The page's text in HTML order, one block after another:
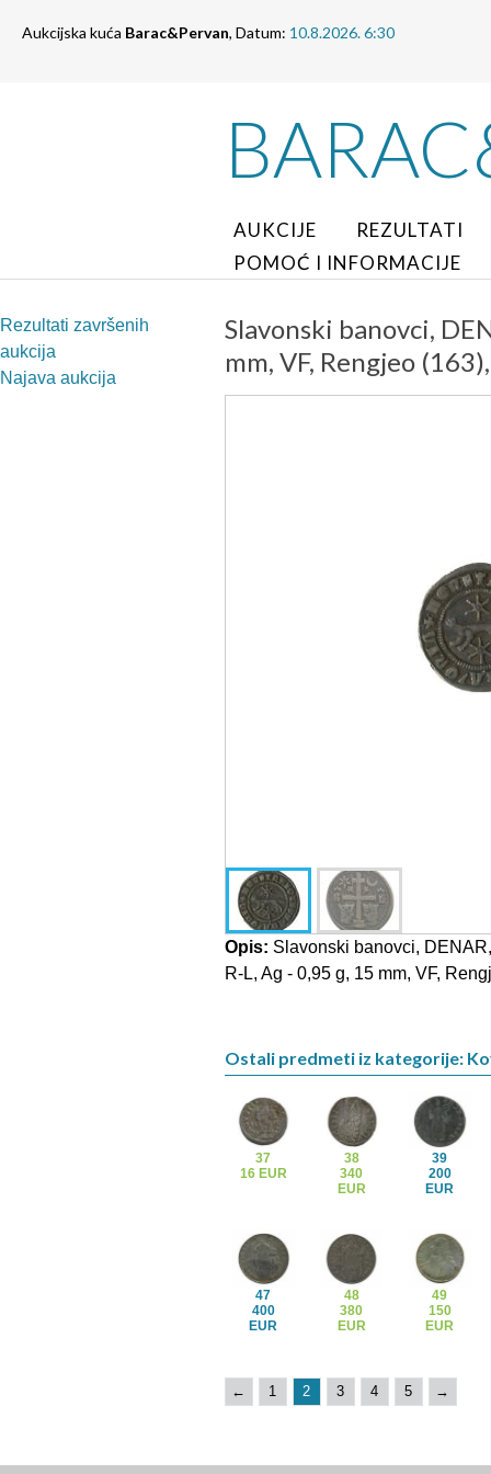
Aukcijska kuća Barac&Pervan, Datum: 10.8.2026. 6:30
AUKCIJE
REZULTATI
POMOĆ I INFORMACIJE
Rezultati završenih
aukcija
Najava aukcija
Slavonski banovci,
mm, VF, Rengjeo
Opis: Slavonski banovci,
R-L, Ag - 0,95 g, 15 mm, VF,
Ostali predmeti iz kategorije:
37
16 EUR
38
340
EUR
39
200
EUR
47
400
EUR
48
380
EUR
49
150
EUR
← 1 2 3 4 5 →